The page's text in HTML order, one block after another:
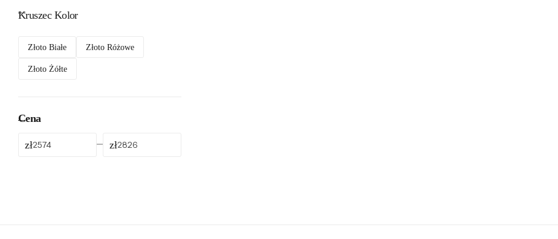
Kruszec Kolor
Złoto Białe Złoto Różowe
Złoto Żółte
Cena
zł zł